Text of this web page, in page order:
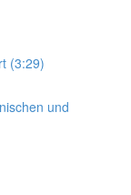
(3:29)
und